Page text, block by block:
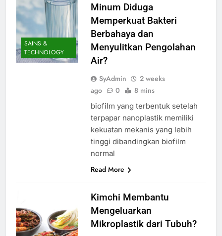
SAINS &
TECHNOLOGY
Minum Diduga
Memperkuat Bakteri
Berbahaya dan
Menyulitkan Pengolahan
Air?
SyAdmin
2 weeks
ago
0 8 mins
biofilm yang terbentuk setelah
terpapar nanoplastik memiliki
kekuatan mekanis yang lebih
tinggi dibandingkan biofilm
normal
Read More
Kimchi Membantu
Mengeluarkan
Mikroplastik dari Tubuh?